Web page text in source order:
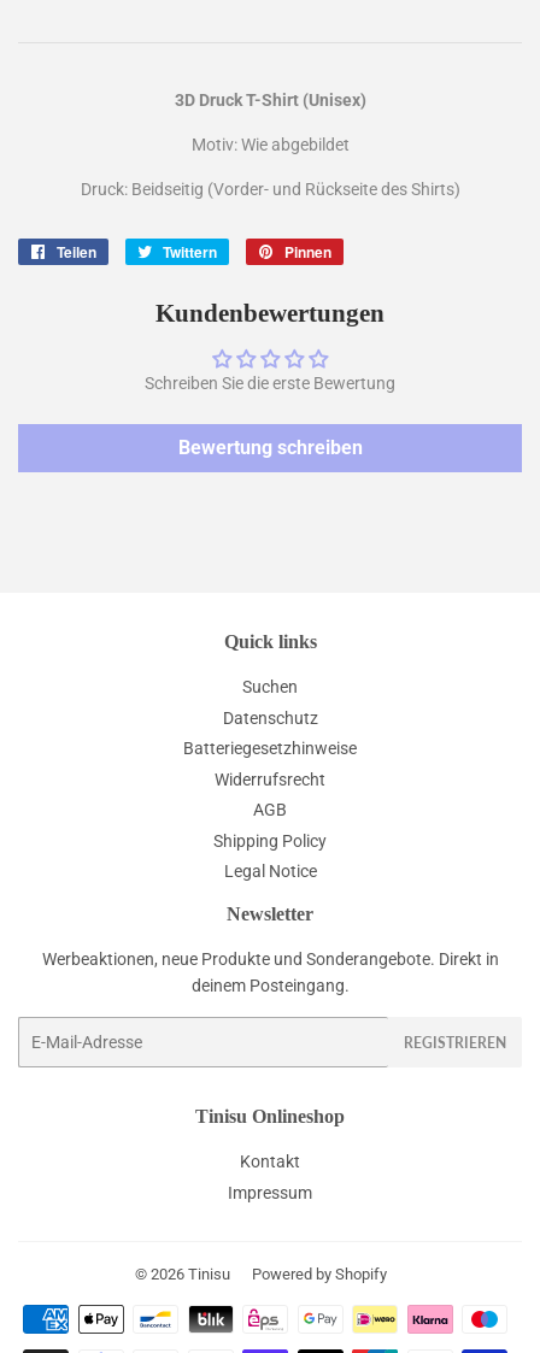
3D Druck T-Shirt (Unisex)
Motiv: Wie abgebildet
Druck: Beidseitig (Vorder- und Rückseite des Shirts)
Teilen Twittern
twittern
Pinnen
pinnen
Kundenbewertungen
Schreiben Sie die erste Bewertung
Bewertung schreiben
Quick links
Suchen
Datenschutz
Batteriegesetzhinweise
Widerrufsrecht
AGB
Shipping Policy
Legal Notice
Newsletter
Werbeaktionen, neue Produkte und Sonderangebote. Direkt in
deinem Posteingang.
REGISTRIEREN
Tinisu Onlineshop
Kontakt
Impressum
© 2026 Tinisu Powered by Shopify
Zahlungsarten